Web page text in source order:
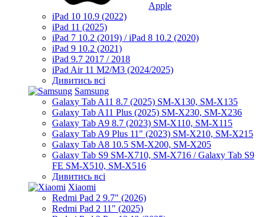
Apple
iPad 10 10.9 (2022)
iPad 11 (2025)
iPad 7 10.2 (2019) / iPad 8 10.2 (2020)
iPad 9 10.2 (2021)
iPad 9.7 2017 / 2018
iPad Air 11 M2/M3 (2024/2025)
Дивитись всі
Samsung
Galaxy Tab A11 8.7 (2025) SM-X130, SM-X135
Galaxy Tab A11 Plus (2025) SM-X230, SM-X236
Galaxy Tab A9 8.7 (2023) SM-X110, SM-X115
Galaxy Tab A9 Plus 11" (2023) SM-X210, SM-X215
Galaxy Tab A8 10.5 SM-X200, SM-X205
Galaxy Tab S9 SM-X710, SM-X716 / Galaxy Tab S9
FE SM-X510, SM-X516
Дивитись всі
Xiaomi
Redmi Pad 2 9.7" (2026)
Redmi Pad 2 11" (2025)